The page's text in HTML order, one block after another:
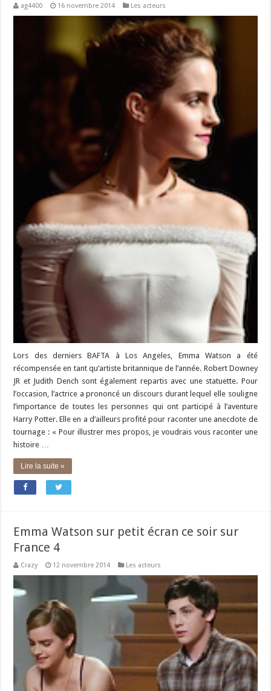
ag4400 16 novembre 2014 Les acteurs
Lors des derniers BAFTA à Los Angeles, Emma Watson a été
récompensée en tant qu’artiste britannique de l’année. Robert Downey
JR et Judith Dench sont également repartis avec une statuette. Pour
l’occasion, l’actrice a prononcé un discours durant lequel elle souligne
l’importance de toutes les personnes qui ont participé à l’aventure
Harry Potter. Elle en a d’ailleurs profité pour raconter une anecdote de
tournage : « Pour illustrer mes propos, je voudrais vous raconter une
histoire …
Lire la suite »
Emma Watson sur petit écran ce soir sur
France 4
Crazy 12 novembre 2014 Les acteurs